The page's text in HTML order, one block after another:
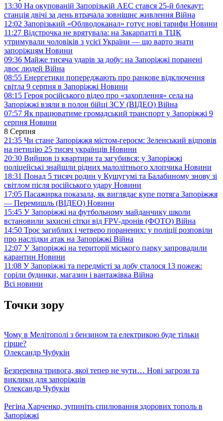
13:30 На окупованій Запорізькій АЕС стався 25-й блекаут:
станція двічі за день втрачала зовнішнє живлення Війна
12:02 Запорізький «Облводоканал» готує нові тарифи Новини
11:27 Відстрочка не врятувала: на Закарпатті в ТЦК
утримували чоловіків з усієї України — що варто знати
запоріжцям Новини
09:36 Майже тисяча ударів за добу: на Запоріжжі поранені
двоє людей Війна
08:55 Енергетики попереджають про ранкове відключення
світла 9 серпня в Запоріжжі Новини
08:15 Героя російського відео про «захоплення» села на
Запоріжжі взяли в полон бійці ЗСУ (ВІДЕО) Війна
07:57 Як працюватиме громадський транспорт у Запоріжжі 9
серпня Новини
8 Серпня
21:35 Чи стане Запоріжжя містом-героєм: Зеленський відповів
на петицію 25 тисяч українців Новини
20:30 Вийшов із квартири та загубився: у Запоріжжі
поліцейські знайшли рідних малолітнього хлопчика Новини
18:31 Понад 5 тисяч родин у Кушугумі та Балабиному знову зі
світлом після російського удару Новини
17:05 Пасажирка показала, як виглядає купе потяга Запоріжжя
— Перемишль (ВІДЕО) Новини
15:45 У Запоріжжі на футбольному майданчику школи
встановили захисні сітки від FPV-дронів (ФОТО) Війна
14:50 Троє загиблих і четверо поранених: у поліції розповіли
про наслідки атак на Запоріжжі Війна
12:07 У Запоріжжі на території міського парку запровадили
карантин Новини
11:08 У Запоріжжі та передмісті за добу сталося 13 пожеж:
горіли будинки, магазин і вантажівка Війна
Всі новини
Точки зору
Чому в Мелітополі з бензином та електрикою буде тільки
гірше?
Олександр Чубукін
Безперевна тривога, якої тепер не чути… Нові загрози та
виклики для запоріжців
Олександр Чубукін
Регіна Харченко, зупиніть спилювання здорових тополь в
Запоріжжі